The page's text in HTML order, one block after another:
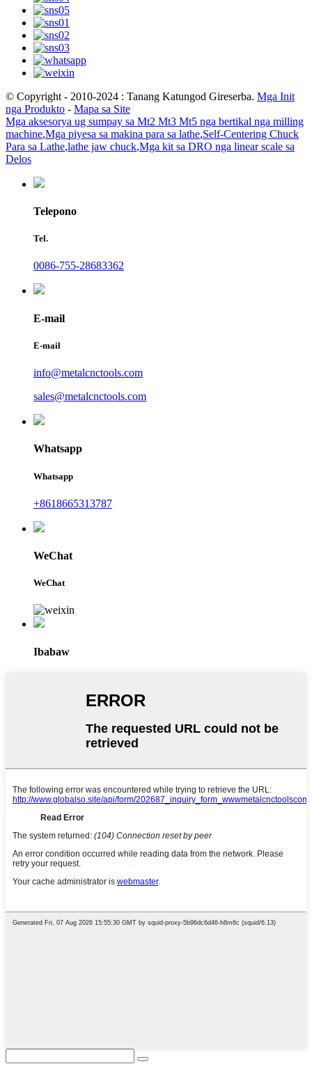
© Copyright - 2010-2024 : Tanang Katungod Gireserba. Mga Init
nga Produkto - Mapa sa Site
Mga aksesorya ug sumpay sa Mt2 Mt3 Mt5 nga bertikal nga milling
machine,Mga piyesa sa makina para sa lathe,Self-Centering Chuck
Para sa Lathe,lathe jaw chuck,Mga kit sa DRO nga linear scale sa
Delos
Telepono
Tel.
0086-755-28683362
E-mail
E-mail
info@metalcnctools.com
sales@metalcnctools.com
Whatsapp
Whatsapp
+8618665313787
WeChat
WeChat
Ibabaw